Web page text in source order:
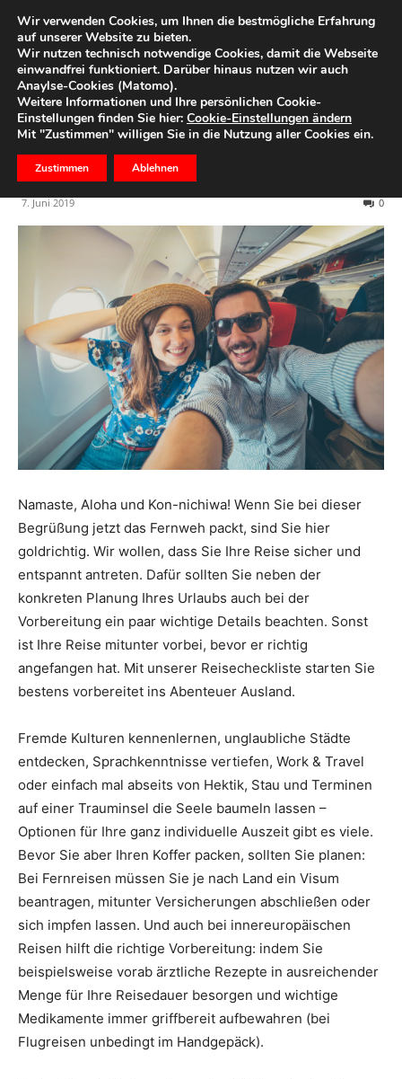
Start Ihre Region
Reise-Checkliste – So
organisieren Sie Ihren
Urlaub
7. Juni 2019 0
Namaste, Aloha und Kon-nichiwa! Wenn Sie bei dieser
Begrüßung jetzt das Fernweh packt, sind Sie hier
goldrichtig. Wir wollen, dass Sie Ihre Reise sicher und
entspannt antreten. Dafür sollten Sie neben der
konkreten Planung Ihres Urlaubs auch bei der
Vorbereitung ein paar wichtige Details beachten. Sonst
ist Ihre Reise mitunter vorbei, bevor er richtig
angefangen hat. Mit unserer Reisecheckliste starten Sie
bestens vorbereitet ins Abenteuer Ausland.
Fremde Kulturen kennenlernen, unglaubliche Städte
entdecken, Sprachkenntnisse vertiefen, Work & Travel
oder einfach mal abseits von Hektik, Stau und Terminen
auf einer Trauminsel die Seele baumeln lassen –
Optionen für Ihre ganz individuelle Auszeit gibt es viele.
Bevor Sie aber Ihren Koffer packen, sollten Sie planen:
Bei Fernreisen müssen Sie je nach Land ein Visum
beantragen, mitunter Versicherungen abschließen oder
sich impfen lassen. Und auch bei innereuropäischen
Reisen hilft die richtige Vorbereitung: indem Sie
beispielsweise vorab ärztliche Rezepte in ausreichender
Menge für Ihre Reisedauer besorgen und wichtige
Medikamente immer griffbereit aufbewahren (bei
Flugreisen unbedingt im Handgepäck).
Wir verwenden Cookies, um Ihnen die bestmögliche Erfahrung
auf unserer Website zu bieten.
Wir nutzen technisch notwendige Cookies, damit die Webseite
einwandfrei funktioniert. Darüber hinaus nutzen wir auch
Anaylse-Cookies (Matomo).
Weitere Informationen und Ihre persönlichen Cookie-
Einstellungen finden Sie hier: Cookie-Einstellungen ändern
Mit "Zustimmen" willigen Sie in die Nutzung aller Cookies ein.
Zustimmen Ablehnen